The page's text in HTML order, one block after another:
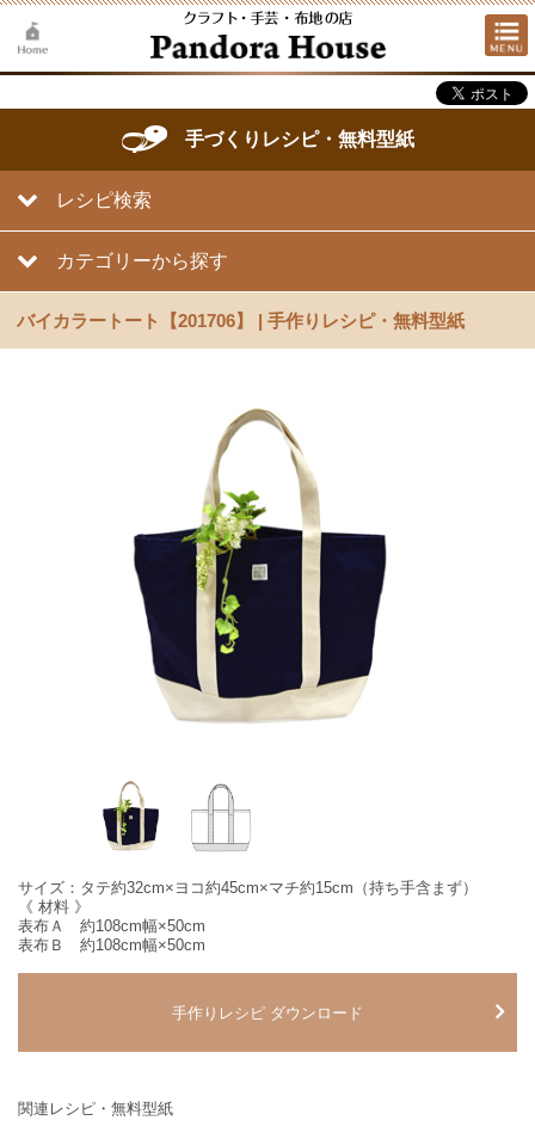
手づくりレシピ・無料型紙
レシピ検索
カテゴリーから探す
バイカラートート【201706】 | 手作りレシピ・無料型紙
サイズ：タテ約32cm×ヨコ約45cm×マチ約15cm（持ち手含まず）
《 材料 》
表布Ａ 約108cm幅×50cm
表布Ｂ 約108cm幅×50cm
手作りレシピ ダウンロード
関連レシピ・無料型紙